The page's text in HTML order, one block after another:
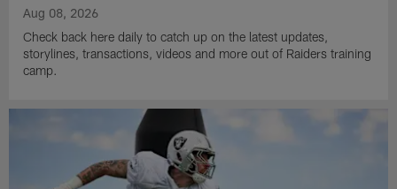
Aug 08, 2026
Check back here daily to catch up on the latest updates,
storylines, transactions, videos and more out of Raiders training
camp.